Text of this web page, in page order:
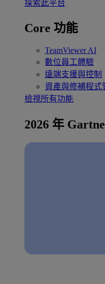
探索此平台
Core 功能
TeamViewer AI
數位員工體驗
遠端支援與控制
資產與修補程式
檢視所有功能
2026 年